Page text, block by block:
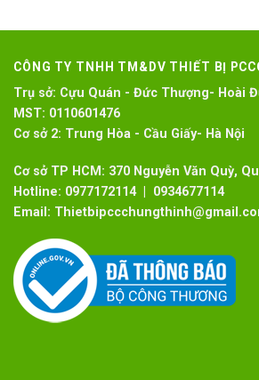
CÔNG TY TNHH TM&DV THIẾT BỊ
Trụ sở: Cựu Quán - Đức Thượng- Hoài
MST: 0110601476
Cơ sở 2: Trung Hòa - Cầu Giấy- Hà Nội
Cơ sở TP HCM: 370 Nguyễn Văn Quỳ,
Hotline: 0977172114 | 0934677114
Email: